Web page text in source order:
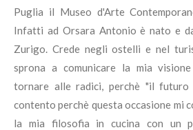
Puglia il Museo d'Arte
Infatti ad Orsara Antonio è nato e
Zurigo. Crede negli ostelli e nel
sprona a comunicare la mia
tornare alle radici, perchè "il futuro
contento perchè questa occasione mi
la mia filosofia in cucina con un